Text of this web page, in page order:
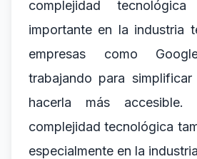
complejidad
importante en la industria
empresas como
trabajando para
hacerla más
complejidad tecnológica
especialmente en la